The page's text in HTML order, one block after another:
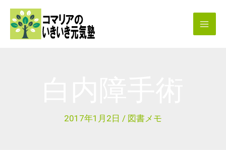
2017年1月2日 / 図書メモ